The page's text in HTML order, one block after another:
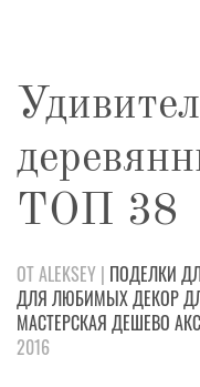
ТОП 38
ОТ ALEKSEY | ПОДЕЛКИ
ДЛЯ ЛЮБИМЫХДЕКОР
МАСТЕРСКАЯ ДЕШЕВО
2016